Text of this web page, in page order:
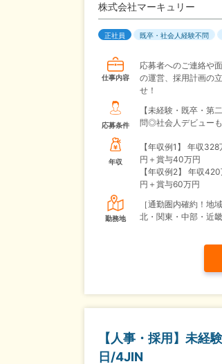
株式会社マーキュリー
正社員 既卒・社会人経験不問
仕事内容
応募者へのご連絡や
の運営、採用計画の
せ！
応募条件
【未経験・既卒・第
問◎社会人デビューも
年収
【年収例1】
年収328
円＋賞与40万円
【年収例2】
年収420
円＋賞与60万円
勤務地
［通勤圏内確約！地
北・関東・中部・近
【人事・採用】未
日/4JIN